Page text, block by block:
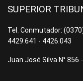
SUPERIOR
Tel. Conmutador:
4429.641 - 4426.043
Juan José Silva N° 856